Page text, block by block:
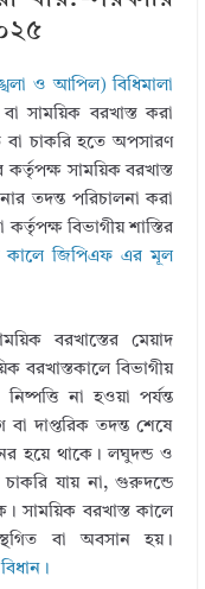
ও আপিল) বিধিমালা
সাময়িক বরখাস্ত করা
বা চাকরি হতে অপসারণ
সাময়িক বরখাস্ত
তদন্ত পরিচালনা করা
বিভাগীয় শাস্তির
কালে জিপিএফ এর মূল
বরখাস্তের মেয়াদ
বরখাস্তকালে বিভাগীয়
না হওয়া পর্যন্ত
দাপ্তরিক তদন্ত শেষে
হয়ে থাকে। লঘুদন্ড ও
যায় না, গুরুদন্ডে
সাময়িক বরখাস্ত কালে
বা অবসান হয়।